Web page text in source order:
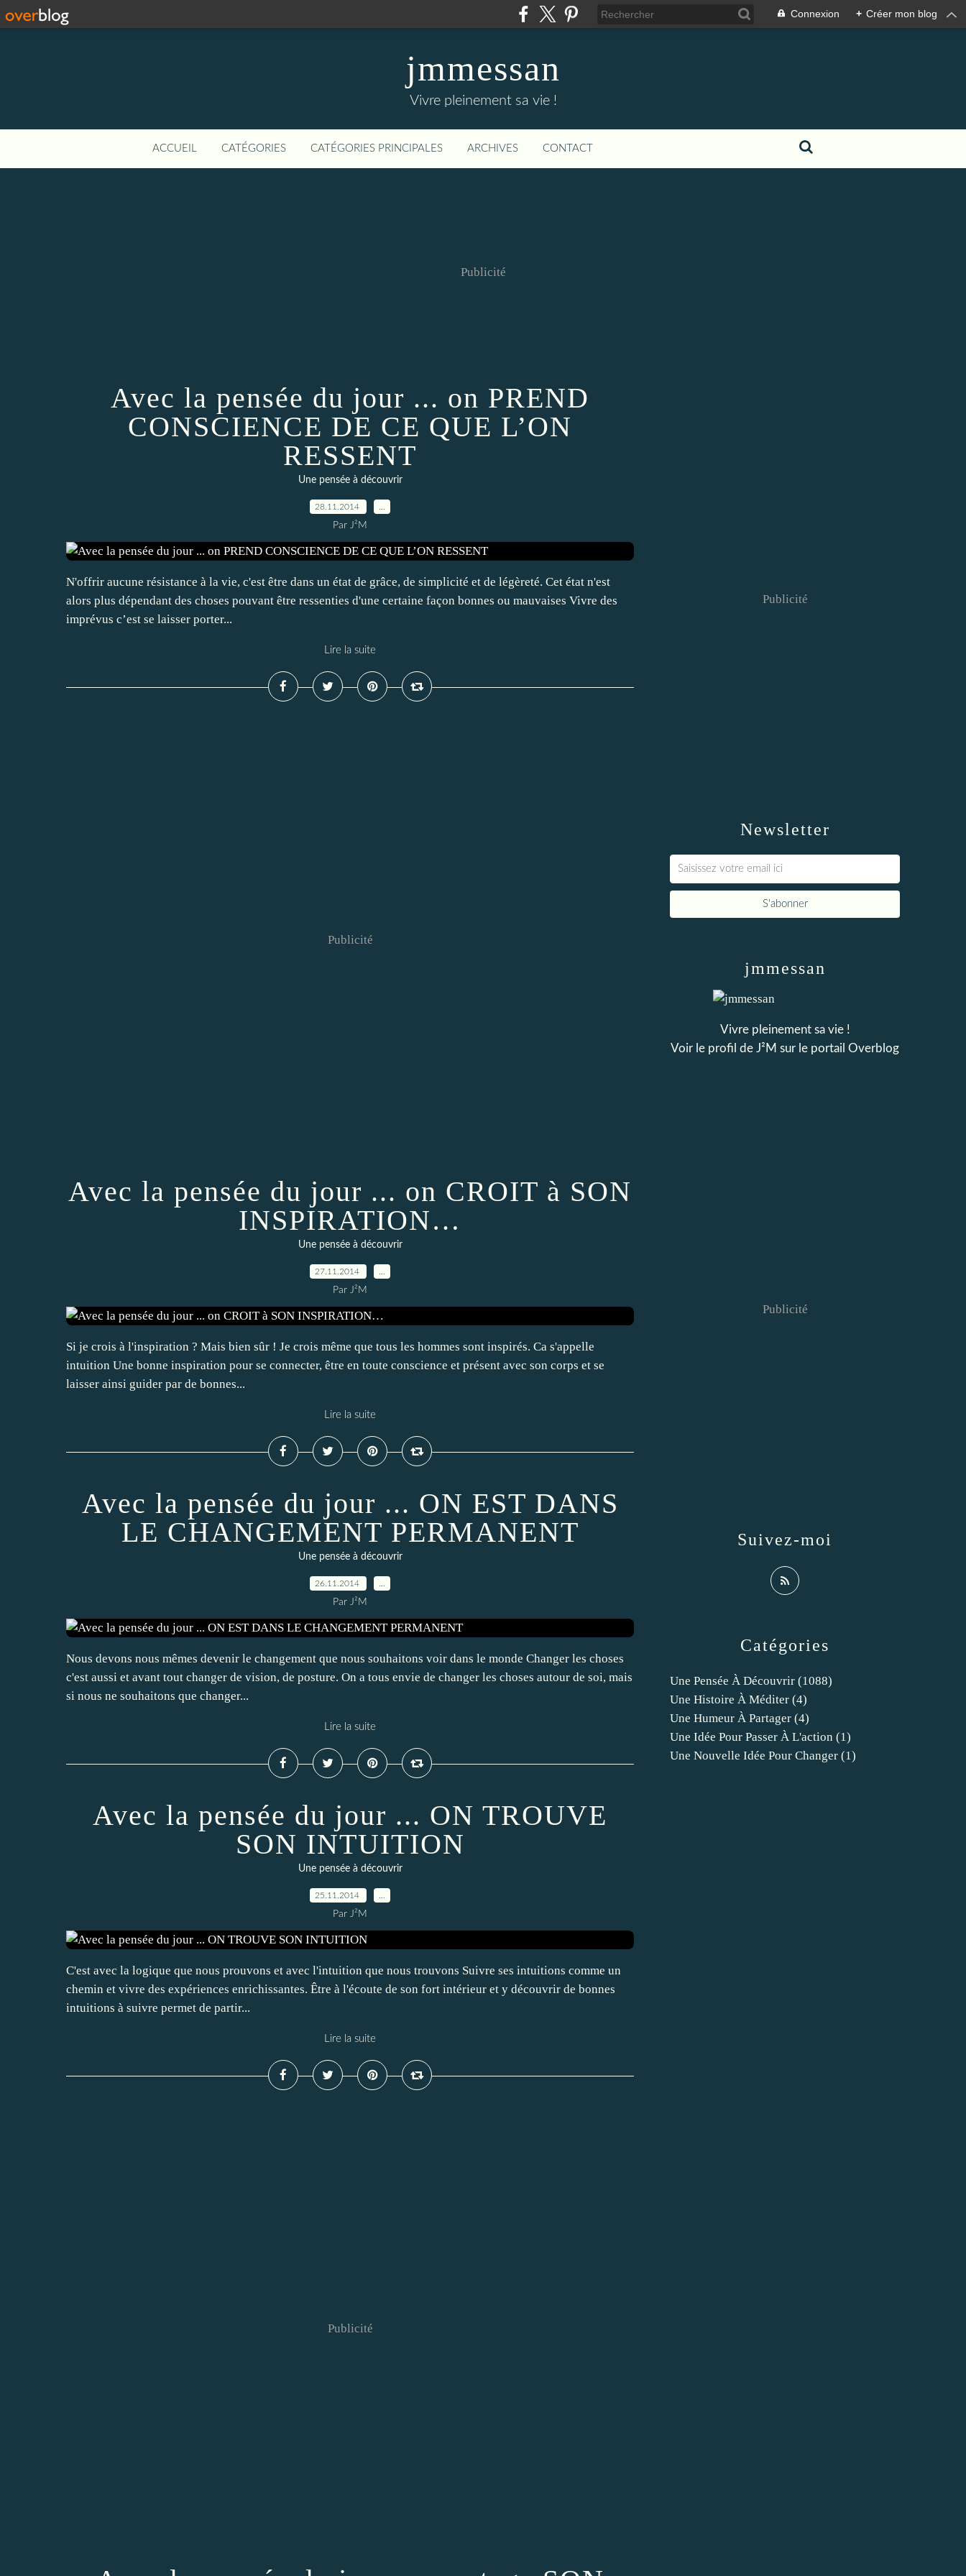
Connexion + Créer mon blog
jmmessan
Vivre pleinement sa vie !
ACCUEIL CATÉGORIES CATÉGORIES PRINCIPALES ARCHIVES CONTACT
Publicité
Avec la pensée du jour ... on PREND
CONSCIENCE DE CE QUE L’ON
RESSENT
Une pensée à découvrir
28.11.2014
Par J²M
N'offrir aucune résistance à la vie, c'est être dans un état de grâce, de simplicité et de légèreté. Cet état n'est
alors plus dépendant des choses pouvant être ressenties d'une certaine façon bonnes ou mauvaises Vivre des
imprévus c’est se laisser porter...
Lire la suite
Publicité
Avec la pensée du jour ... on CROIT à SON
INSPIRATION…
Une pensée à découvrir
27.11.2014
Par J²M
Si je crois à l'inspiration ? Mais bien sûr ! Je crois même que tous les hommes sont inspirés. Ca s'appelle
intuition Une bonne inspiration pour se connecter, être en toute conscience et présent avec son corps et se
laisser ainsi guider par de bonnes...
Lire la suite
Avec la pensée du jour ... ON EST DANS
LE CHANGEMENT PERMANENT
Une pensée à découvrir
26.11.2014
Par J²M
Nous devons nous mêmes devenir le changement que nous souhaitons voir dans le monde Changer les choses
c'est aussi et avant tout changer de vision, de posture. On a tous envie de changer les choses autour de soi, mais
si nous ne souhaitons que changer...
Lire la suite
Avec la pensée du jour ... ON TROUVE
SON INTUITION
Une pensée à découvrir
25.11.2014
Par J²M
C'est avec la logique que nous prouvons et avec l'intuition que nous trouvons Suivre ses intuitions comme un
chemin et vivre des expériences enrichissantes. Être à l'écoute de son fort intérieur et y découvrir de bonnes
intuitions à suivre permet de partir...
Lire la suite
Publicité
Newsletter
Publicité
Catégories
Une Pensée À Découvrir (1088)
Une Histoire À Méditer (4)
Une Humeur À Partager (4)
Une Idée Pour Passer À L'action (1)
Une Nouvelle Idée Pour Changer (1)
jmmessan
Vivre pleinement sa vie !
Voir le profil de J²M sur le portail Overblog
Suivez-moi
Publicité